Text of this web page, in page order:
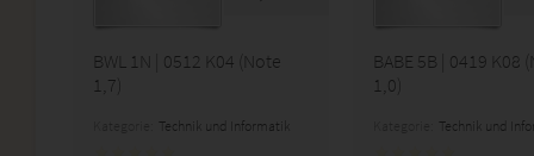
BWL 1N | 0512 K04 (Note
1,7)
Technik und Informatik
BABE 5B | 0419 K08
1,0)
Technik und